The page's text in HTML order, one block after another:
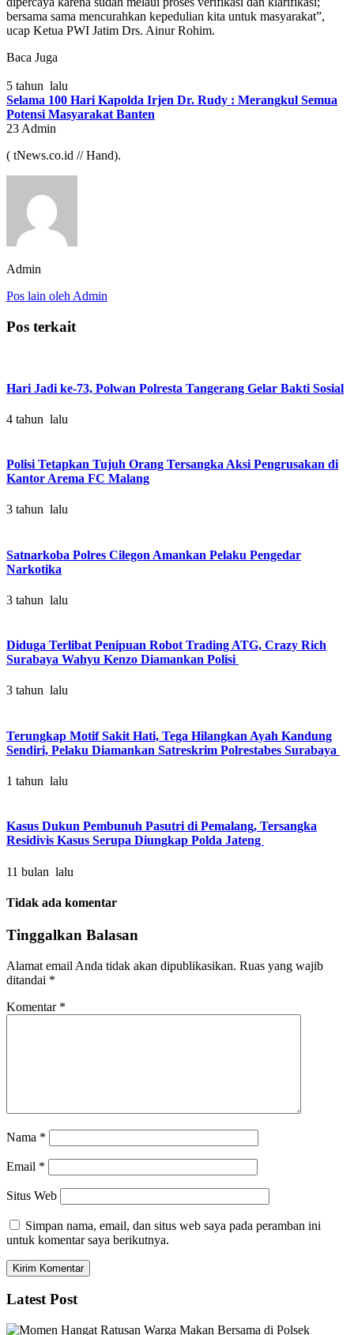
bersama sama mencurahkan kepedulian kita untuk masyarakat”,
ucap Ketua PWI Jatim Drs. Ainur Rohim.
Baca Juga
5 tahun lalu
Selama 100 Hari Kapolda Irjen Dr. Rudy : Merangkul Semua
Potensi Masyarakat Banten
23 Admin
( tNews.co.id // Hand).
Admin
Pos lain oleh Admin
Pos terkait
Hari Jadi ke-73, Polwan Polresta Tangerang Gelar Bakti Sosial
4 tahun lalu
Polisi Tetapkan Tujuh Orang Tersangka Aksi Pengrusakan di
Kantor Arema FC Malang
3 tahun lalu
Satnarkoba Polres Cilegon Amankan Pelaku Pengedar
Narkotika
3 tahun lalu
Diduga Terlibat Penipuan Robot Trading ATG, Crazy Rich
Surabaya Wahyu Kenzo Diamankan Polisi
3 tahun lalu
Terungkap Motif Sakit Hati, Tega Hilangkan Ayah Kandung
Sendiri, Pelaku Diamankan Satreskrim Polrestabes Surabaya
1 tahun lalu
Kasus Dukun Pembunuh Pasutri di Pemalang, Tersangka
Residivis Kasus Serupa Diungkap Polda Jateng
11 bulan lalu
Tidak ada komentar
Tinggalkan Balasan
Alamat email Anda tidak akan dipublikasikan. Ruas yang wajib
ditandai *
Komentar *
Nama *
Email *
Situs Web
Simpan nama, email, dan situs web saya pada peramban ini
untuk komentar saya berikutnya.
Latest Post